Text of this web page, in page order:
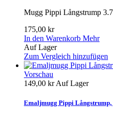
Mugg Pippi Långstrump
175,00 kr
In den Warenkorb Mehr
Auf Lager
Zum Vergleich hinzufügen
Vorschau
149,00 krAuf Lager
Emaljmugg Pippi Långstrump,